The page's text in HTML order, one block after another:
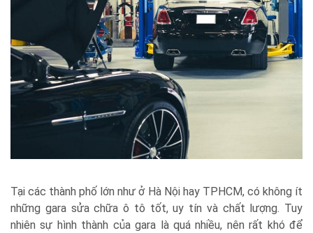
Tại các thành phố lớn như ở Hà Nội hay TPHCM, có không ít
những gara sửa chữa ô tô tốt, uy tín và chất lượng. Tuy
nhiên sự hình thành của gara là quá nhiều, nên rất khó để